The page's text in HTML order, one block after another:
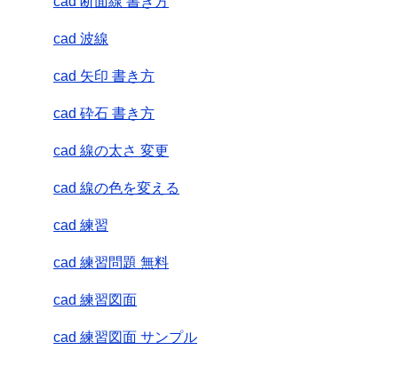
cad 波線
cad 矢印 書き方
cad 砕石 書き方
cad 線の太さ 変更
cad 線の色を変える
cad 練習
cad 練習問題 無料
cad 練習図面
cad 練習図面 サンプル